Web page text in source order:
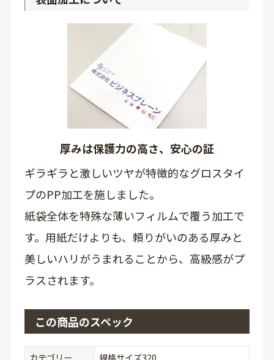
厚みは保護力の高さ、安心の証
ギラギラと激しいツヤが特徴的なグロスタイ
プのPP加工を施しました。
紙袋全体を特殊な薄いフィルムで覆う加工で
す。用紙だけよりも、頼りがいのある厚みと
美しいハリがうまれることから、高級感がプ
ラスされます。
この商品のスペック